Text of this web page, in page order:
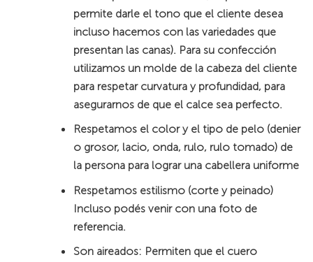
permite darle el tono que el cliente desea
incluso hacemos con las variedades que
presentan las canas). Para su confección
utilizamos un molde de la cabeza del cliente
para respetar curvatura y profundidad, para
asegurarnos de que el calce sea perfecto.
Respetamos el color y el tipo de pelo (denier
o grosor, lacio, onda, rulo, rulo tomado) de
la persona para lograr una cabellera uniforme
Respetamos estilismo (corte y peinado)
Incluso podés venir con una foto de
referencia.
Son aireados: Permiten que el cuero